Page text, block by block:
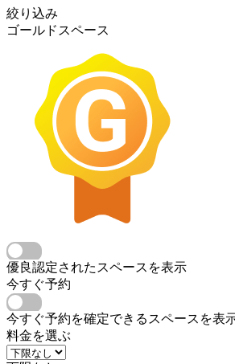
絞り込み
ゴールドスペース
優良認定されたスペースを表示
今すぐ予約
今すぐ予約を確定できるスペースを表
料金を選ぶ